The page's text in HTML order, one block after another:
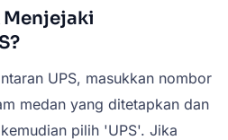
UPS, masukkan nombor
medan yang ditetapkan dan
pilih 'UPS'. Jika